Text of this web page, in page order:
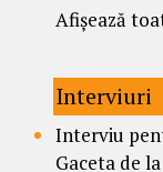
Afișează
Interviuri
Interviu
Gaceta de